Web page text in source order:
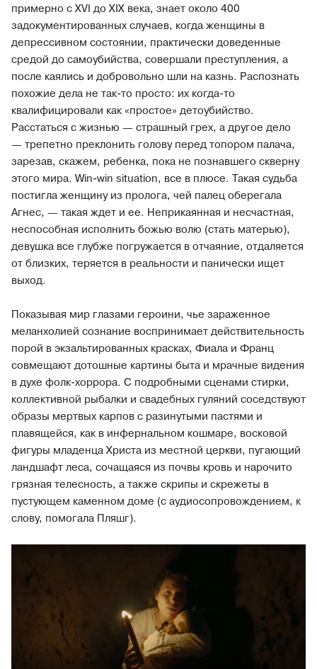
примерно с XVI до XIX века, знает около 400
задокументированных случаев, когда женщины в
депрессивном состоянии, практически доведенные
средой до самоубийства, совершали преступления, а
после каялись и добровольно шли на казнь. Распознать
похожие дела не так-то просто: их когда-то
квалифицировали как «простое» детоубийство.
Расстаться с жизнью — страшный грех, а другое дело
— трепетно преклонить голову перед топором палача,
зарезав, скажем, ребенка, пока не познавшего скверну
этого мира. Win-win situation, все в плюсе. Такая судьба
постигла женщину из пролога, чей палец оберегала
Агнес, — такая ждет и ее. Неприкаянная и несчастная,
неспособная исполнить божью волю (стать матерью),
девушка все глубже погружается в отчаяние, отдаляется
от близких, теряется в реальности и панически ищет
выход.
Показывая мир глазами героини, чье зараженное
меланхолией сознание воспринимает действительность
порой в экзальтированных красках, Фиала и Франц
совмещают дотошные картины быта и мрачные видения
в духе фолк-хоррора. С подробными сценами стирки,
коллективной рыбалки и свадебных гуляний соседствуют
образы мертвых карпов с разинутыми пастями и
плавящейся, как в инфернальном кошмаре, восковой
фигуры младенца Христа из местной церкви, пугающий
ландшафт леса, сочащаяся из почвы кровь и нарочито
грязная телесность, а также скрипы и скрежеты в
пустующем каменном доме (с аудиосопровождением, к
слову, помогала Пляшг).